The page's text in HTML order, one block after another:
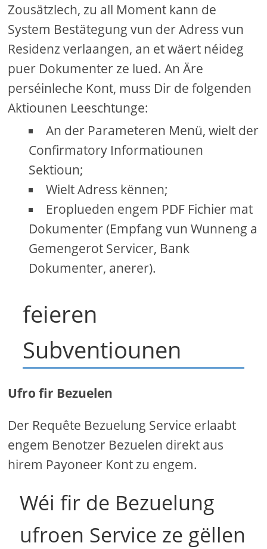
Zousätzlech, zu all Moment kann de
System Bestätegung vun der Adress vun
Residenz verlaangen, an et wäert néideg
puer Dokumenter ze lued. An Äre
perséinleche Kont, muss Dir de folgenden
Aktiounen Leeschtunge:
An der Parameteren Menü, wielt der
Confirmatory Informatiounen
Sektioun;
Wielt Adress kënnen;
Eroplueden engem PDF Fichier mat
Dokumenter (Empfang vun Wunneng a
Gemengerot Servicer, Bank
Dokumenter, anerer).
feieren
Subventiounen
Ufro fir Bezuelen
Der Requête Bezuelung Service erlaabt
engem Benotzer Bezuelen direkt aus
hirem Payoneer Kont zu engem.
Wéi fir de Bezuelung
ufroen Service ze gëllen